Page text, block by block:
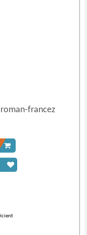
francez